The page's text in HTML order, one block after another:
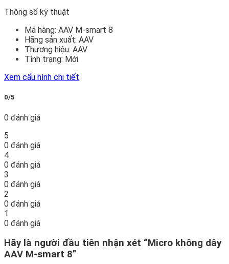
Thông số kỹ thuật
Mã hàng: AAV M-smart 8
Hãng sản xuất: AAV
Thương hiệu: AAV
Tình trạng: Mới
Xem cấu hình chi tiết
0/5
0 đánh giá
5
0 đánh giá
4
0 đánh giá
3
0 đánh giá
2
0 đánh giá
1
0 đánh giá
Hãy là người đầu tiên nhận xét “Micro không dây
AAV M-smart 8”